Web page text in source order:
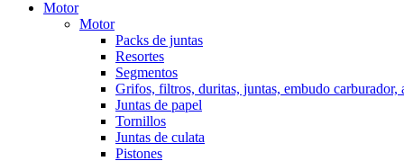
Motor
Motor
Packs de juntas
Resortes
Segmentos
Grifos, filtros, duritas, juntas, embudo carburador,
Juntas de papel
Tornillos
Juntas de culata
Pistones